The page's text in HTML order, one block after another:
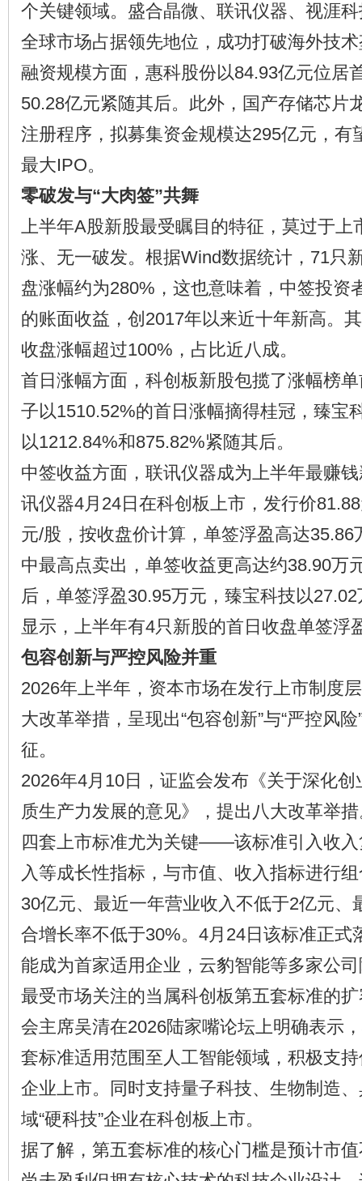
个关键领域。盛合晶微、联讯仪器、视涯
全球市场占据领先地位，成功打破海外技
融资规模方面，惠科股份以84.93亿元位居
50.28亿元紧随其后。此外，国产存储芯片
注册程序，拟募集资金规模达295亿元，有
最大IPO。
零破发与“大肉签”共舞
上半年A股新股最受瞩目的特征，莫过于上
涨、无一破发。根据Wind数据统计，71只
盘涨幅约为280%，这也意味着，中签投资
的账面收益，创2017年以来近十年新高。
收盘涨幅超过100%，占比近八成。
首日涨幅方面，科创板新股包揽了涨幅榜
子以1510.52%的首日涨幅摘得桂冠，臻宝
以1212.84%和875.82%紧随其后。
中签收益方面，联讯仪器成为上半年最赚
讯仪器4月24日在科创板上市，发行价
元/股，按收盘价计算，单签浮盈高达35.86
中最高点卖出，单签收益更高达约38.90万
后，单签浮盈30.95万元，臻宝科技以
显示，上半年有4只新股的首日收盘单签浮
包容创新与严控风险并重
2026年上半年，资本市场在发行上市制度
大改革举措，呈现出“包容创新”与“严控风
征。
2026年4月10日，证监会发布《关于深化
质生产力发展的意见》，提出八大改革举
四套上市标准尤为关键——该标准引入收入
入等成长性指标，与市值、收入指标进行
30亿元、最近一年营业收入不低于2亿元、
合增长率不低于30%。4月24日该标准正式
能成为首家适用企业，云豹智能等多家公
最受市场关注的当属科创板第五套标准的
会主席吴清在2026陆家嘴论坛上明确表示
套标准适用范围至人工智能领域，积极支
企业上市。同时支持量子科技、生物制造
域“硬科技”企业在科创板上市。
据了解，第五套标准的核心门槛是预计市